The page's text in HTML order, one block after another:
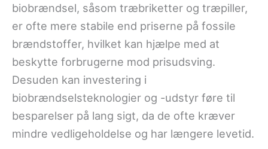
biobrændsel, såsom træbriketter og træpiller,
er ofte mere stabile end priserne på fossile
brændstoffer, hvilket kan hjælpe med at
beskytte forbrugerne mod prisudsving.
Desuden kan investering i
biobrændselsteknologier og -udstyr føre til
besparelser på lang sigt, da de ofte kræver
mindre vedligeholdelse og har længere levetid.